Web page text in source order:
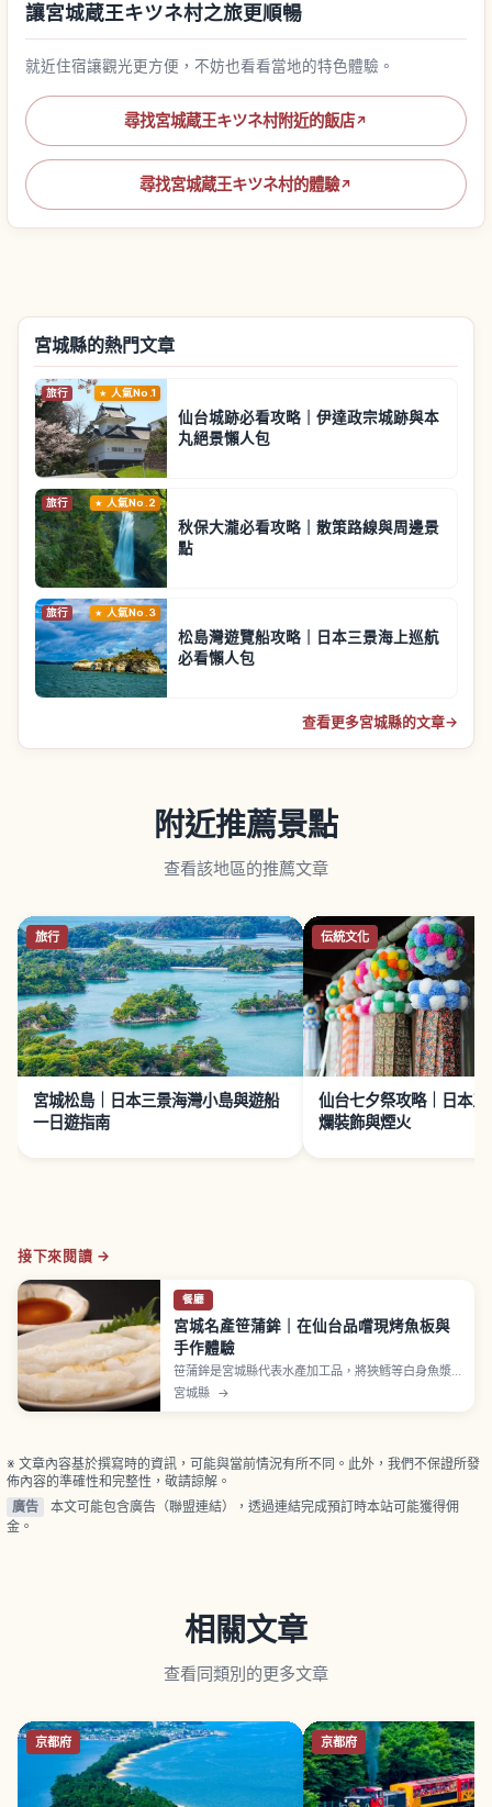
讓宮城蔵王キツネ村之旅更順暢
就近住宿讓觀光更方便，不妨也看看當地的特色體驗。
尋找宮城蔵王キツネ村附近的飯店↗
尋找宮城蔵王キツネ村的體驗↗
宮城縣的熱門文章
旅行 人氣No.1
仙台城跡必看攻略｜伊達政宗城跡與本
丸絕景懶人包
旅行 人氣No.2
秋保大瀧必看攻略｜散策路線與周邊景
點
旅行 人氣No.3
松島灣遊覽船攻略｜日本三景海上巡航
必看懶人包
查看更多宮城縣的文章→
附近推薦景點
查看該地區的推薦文章
旅行
宮城松島｜日本三景海灣小島與遊船
一日遊指南
伝統文化
仙台七夕祭攻略｜日本三
爛裝飾與煙火
接下來閱讀 →
餐廳
宮城名產笹蒲鉾｜在仙台品嚐現烤魚板與
手作體驗
笹蒲鉾是宮城縣代表水產加工品，將狹鱈等白身魚漿
捏成竹葉形狀後烤製而成，名稱一說與仙台藩主伊達
家家紋「竹與麻雀」相關。表面金黃烤色、香氣與彈
宮城縣 →
※ 文章內容基於撰寫時的資訊，可能與當前情況有所不同。此外，我們不保證所發
佈內容的準確性和完整性，敬請諒解。
廣告
本文可能包含廣告（聯盟連結），透過連結完成預訂時本站可能獲得佣
金。
相關文章
查看同類別的更多文章
京都府 京都府